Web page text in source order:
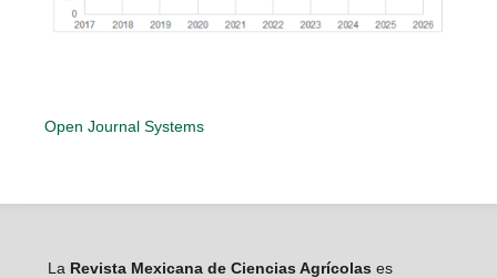
Open Journal Systems
La Revista Mexicana de Ciencias Agrícolas es